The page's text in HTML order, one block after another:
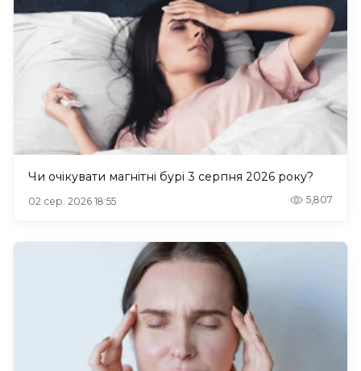
Чи очікувати магнітні бурі 3 серпня 2026 року?
02 сер. 2026 18:55 5,807